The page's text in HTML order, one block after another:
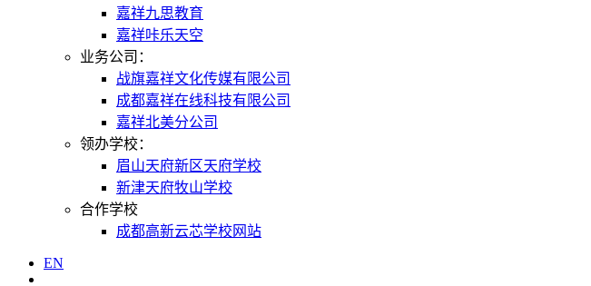
嘉祥九思教育
嘉祥咔乐天空
业务公司：
战旗嘉祥文化传媒有限公司
成都嘉祥在线科技有限公司
嘉祥北美分公司
领办学校：
眉山天府新区天府学校
新津天府牧山学校
合作学校
成都高新云芯学校网站
EN